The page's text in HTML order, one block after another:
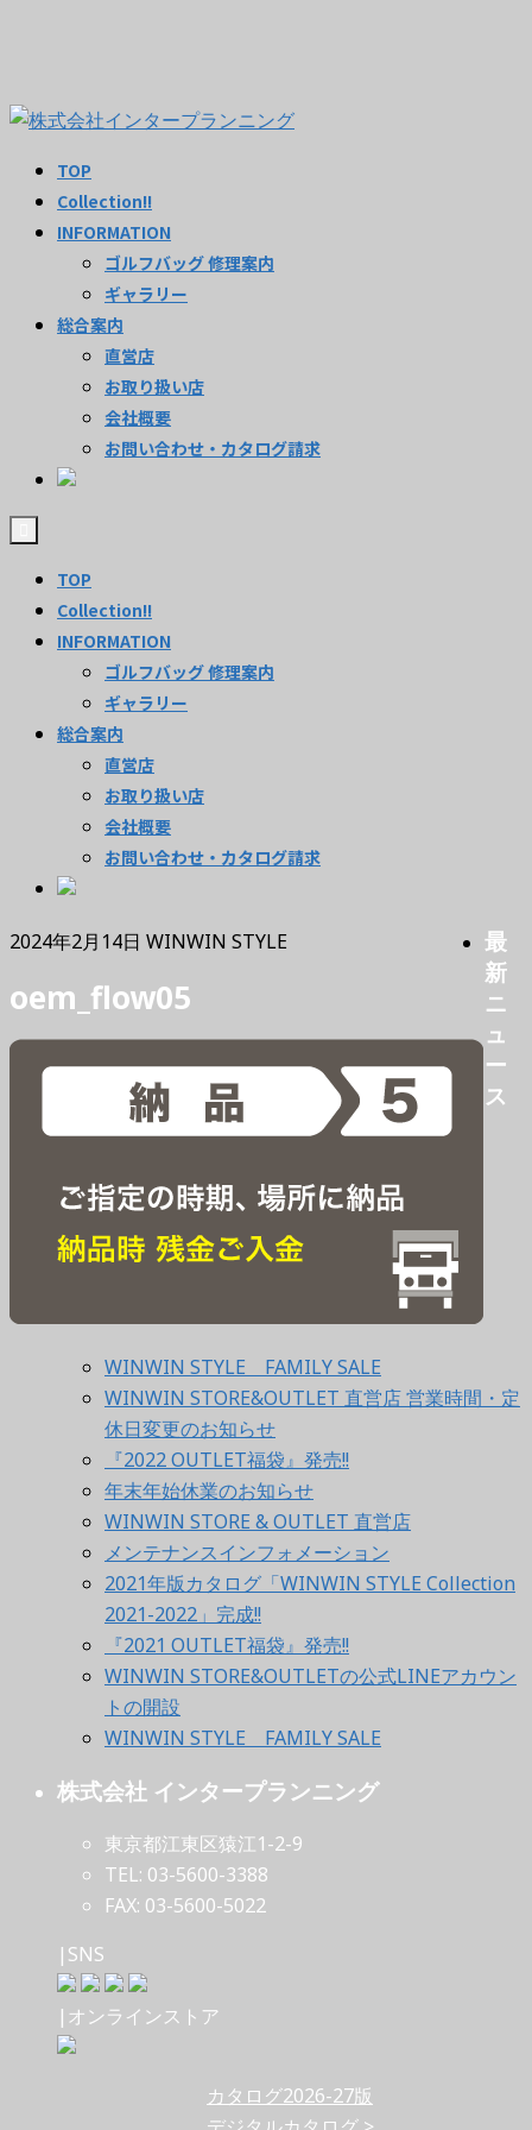
TOP
Collection!!
INFORMATION
ゴルフバッグ 修理案内
ギャラリー
総合案内
直営店
お取り扱い店
会社概要
お問い合わせ・カタログ請求
TOP
Collection!!
INFORMATION
ゴルフバッグ 修理案内
ギャラリー
総合案内
直営店
お取り扱い店
会社概要
お問い合わせ・カタログ請求
2024年2月14日 WINWIN STYLE
oem_flow05
最
新
ニ
ュ
ー
ス
WINWIN STYLE FAMILY SALE
WINWIN STORE&OUTLET 直営店 営業時間・定
休日変更のお知らせ
『2022 OUTLET福袋』発売!!
年末年始休業のお知らせ
WINWIN STORE & OUTLET 直営店
メンテナンスインフォメーション
2021年版カタログ「WINWIN STYLE Collection
2021-2022」完成!!
『2021 OUTLET福袋』発売!!
WINWIN STORE&OUTLETの公式LINEアカウン
トの開設
WINWIN STYLE FAMILY SALE
株式会社 インタープランニング
東京都江東区猿江1-2-9
TEL: 03-5600-3388
FAX: 03-5600-5022
|SNS
|オンラインストア
カタログ2026-27版